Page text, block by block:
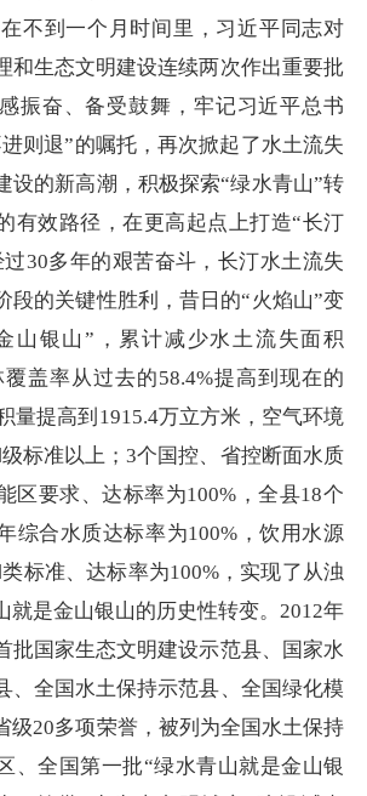
不到一个月时间里，习近平同志对
和生态文明建设连续两次作出重要批
振奋、备受鼓舞，牢记习近平总书
则退”的嘱托，再次掀起了水土流失
设的新高潮，积极探索“绿水青山”转
有效路径，在更高起点上打造“长汀
30多年的艰苦奋斗，长汀水土流失
段的关键性胜利，昔日的“火焰山”变
山银山”，累计减少水土流失面积
覆盖率从过去的58.4%提高到现在的
量提高到1915.4万立方米，空气环境
标准以上；3个国控、省控断面水质
区要求、达标率为100%，全县18个
综合水质达标率为100%，饮用水源
标准、达标率为100%，实现了从浊
就是金山银山的历史性转变。2012年
批国家生态文明建设示范县、国家水
、全国水土保持示范县、全国绿化模
级20多项荣誉，被列为全国水土保持
、全国第一批“绿水青山就是金山银